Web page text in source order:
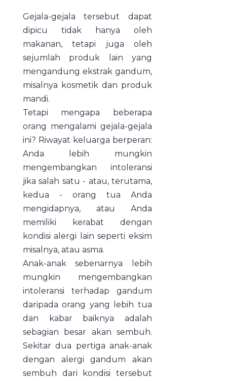
Gejala-gejala tersebut dapat
dipicu tidak hanya oleh
makanan, tetapi juga oleh
sejumlah produk lain yang
mengandung ekstrak gandum,
misalnya kosmetik dan produk
mandi.
Tetapi mengapa beberapa
orang mengalami gejala-gejala
ini? Riwayat keluarga berperan:
Anda lebih mungkin
mengembangkan intoleransi
jika salah satu - atau, terutama,
kedua - orang tua Anda
mengidapnya, atau Anda
memiliki kerabat dengan
kondisi alergi lain seperti eksim
misalnya, atau asma.
Anak-anak sebenarnya lebih
mungkin mengembangkan
intoleransi terhadap gandum
daripada orang yang lebih tua
dan kabar baiknya adalah
sebagian besar akan sembuh.
Sekitar dua pertiga anak-anak
dengan alergi gandum akan
sembuh dari kondisi tersebut